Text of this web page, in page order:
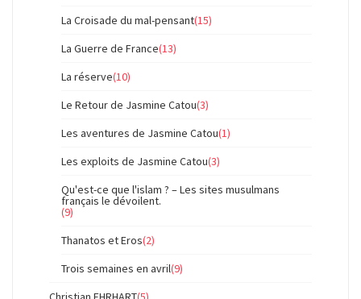
La Croisade du mal-pensant(15)
La Guerre de France(13)
La réserve(10)
Le Retour de Jasmine Catou(3)
Les aventures de Jasmine Catou(1)
Les exploits de Jasmine Catou(3)
Qu'est-ce que l'islam ? – Les sites musulmans
français le dévoilent.
(9)
Thanatos et Eros(2)
Trois semaines en avril(9)